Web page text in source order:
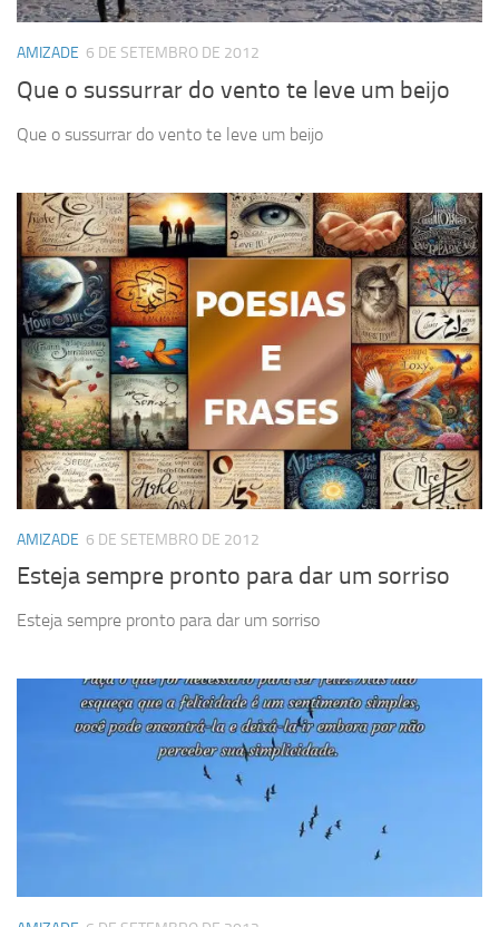
AMIZADE 6 DE SETEMBRO DE 2012
Que o sussurrar do vento te leve um beijo
Que o sussurrar do vento te leve um beijo
AMIZADE 6 DE SETEMBRO DE 2012
Esteja sempre pronto para dar um sorriso
Esteja sempre pronto para dar um sorriso